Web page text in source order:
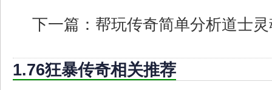
下一篇： 帮玩传奇简单分析道士
1.76狂暴传奇相关推荐